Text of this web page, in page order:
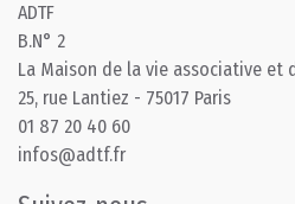
ADTF
B.N° 2
La Maison de la vie associative et
25, rue Lantiez - 75017 Paris
01 87 20 40 60
infos@adtf.fr